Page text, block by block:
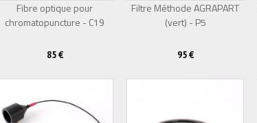
Fibre optique pour
chromatopuncture - C19
85 €
Filtre Méthode AGRAPART
(vert) - P5
95 €